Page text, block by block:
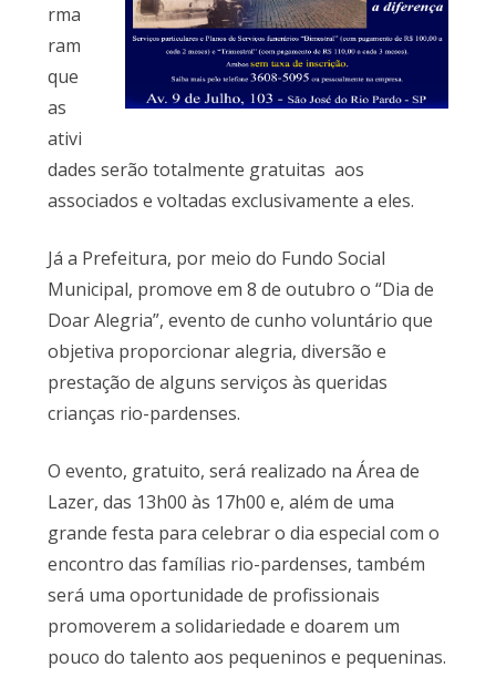
rma
ram
que
as
ativi
dades serão totalmente gratuitas aos
associados e voltadas exclusivamente a eles.
Já a Prefeitura, por meio do Fundo Social
Municipal, promove em 8 de outubro o “Dia de
Doar Alegria”, evento de cunho voluntário que
objetiva proporcionar alegria, diversão e
prestação de alguns serviços às queridas
crianças rio-pardenses.
O evento, gratuito, será realizado na Área de
Lazer, das 13h00 às 17h00 e, além de uma
grande festa para celebrar o dia especial com o
encontro das famílias rio-pardenses, também
será uma oportunidade de profissionais
promoverem a solidariedade e doarem um
pouco do talento aos pequeninos e pequeninas.